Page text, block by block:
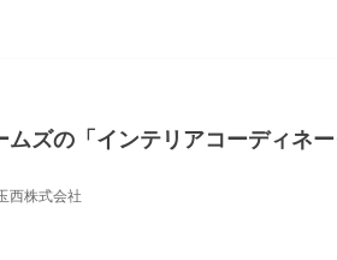
ムズの「インテリアコーディネ
西株式会社